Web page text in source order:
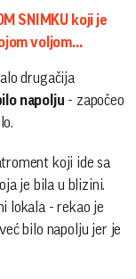
SNIMKU koji je
voljom...
drugačija
napolju - započeo
koji ide sa
je bila u blizini.
lokala - rekao je
bilo napolju jer je